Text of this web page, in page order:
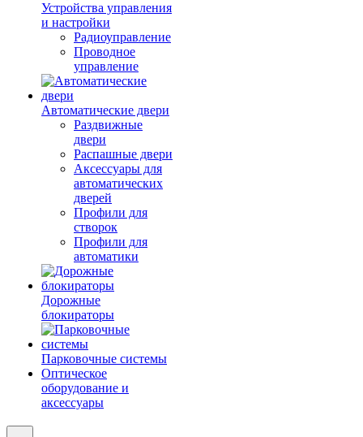
Устройства управления
и настройки
Радиоуправление
Проводное
управление
Автоматические двери
Раздвижные
двери
Распашные двери
Аксессуары для
автоматических
дверей
Профили для
створок
Профили для
автоматики
Дорожные
блокираторы
Парковочные системы
Оптическое
оборудование и
аксессуары